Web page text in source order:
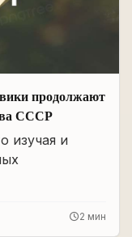
продолжают
СССР
изучая и
2 мин